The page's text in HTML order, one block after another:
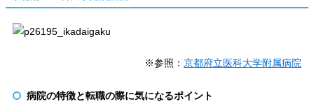
※参照： 京都府立医科大学附属病院
病院の特徴と転職の際に気になるポイント